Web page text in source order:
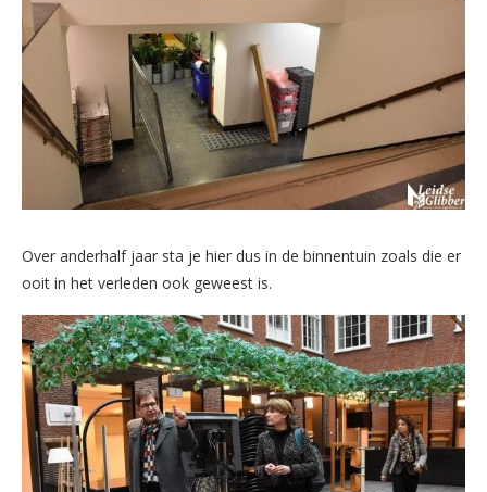
Over anderhalf jaar sta je hier dus in de binnentuin zoals die er
ooit in het verleden ook geweest is.